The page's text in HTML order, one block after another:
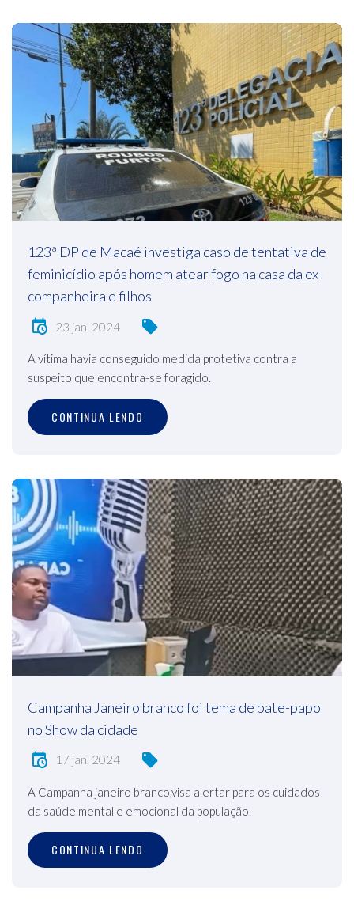
123ª DP de Macaé investiga caso de tentativa de
feminicídio após homem atear fogo na casa da ex-
companheira e filhos
23 jan, 2024
A vítima havia conseguido medida protetiva contra a
suspeito que encontra-se foragido.
CONTINUA LENDO
Campanha Janeiro branco foi tema de bate-papo
no Show da cidade
17 jan, 2024
A Campanha janeiro branco,visa alertar para os cuidados
da saúde mental e emocional da população.
CONTINUA LENDO